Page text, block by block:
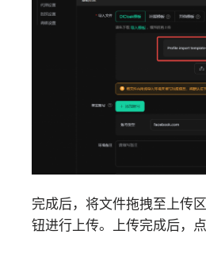
完成后，将文件拖拽至上传
钮进行上传。上传完成后，